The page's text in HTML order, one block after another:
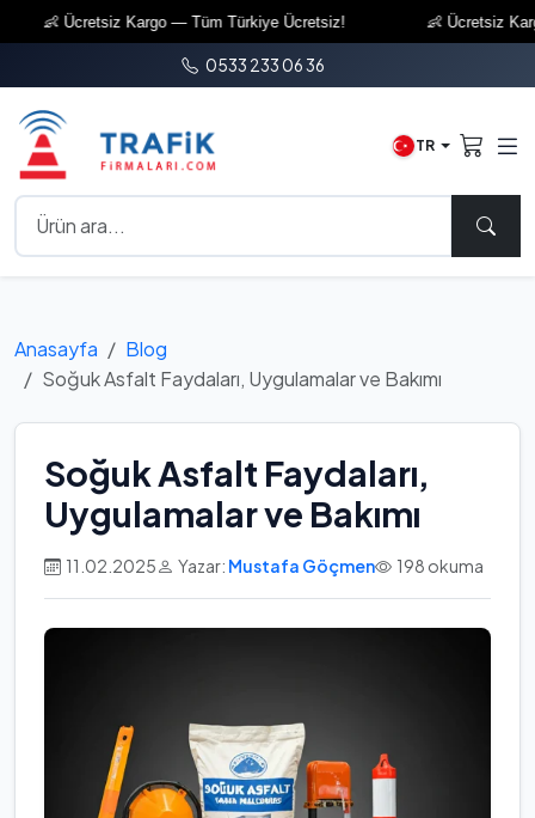
👶 Ücretsiz Kargo — Tüm Türkiye Ücretsiz! 👶 Ücretsiz Kargo
0533 233 06 36
TR
Anasayfa
Blog
Soğuk Asfalt Faydaları, Uygulamalar ve Bakımı
Soğuk Asfalt Faydaları,
Uygulamalar ve Bakımı
11.02.2025 Yazar: Mustafa Göçmen 198 okuma